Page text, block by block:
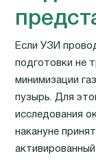
Если УЗИ
подготовки не
минимизации
пузырь. Для
исследования
накануне